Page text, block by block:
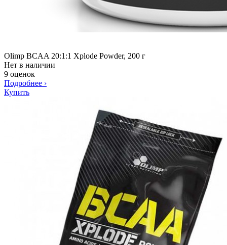
Olimp BCAA 20:1:1 Xplode Powder, 200 г
Нет в наличии
9 оценок
Подробнее ›
Купить